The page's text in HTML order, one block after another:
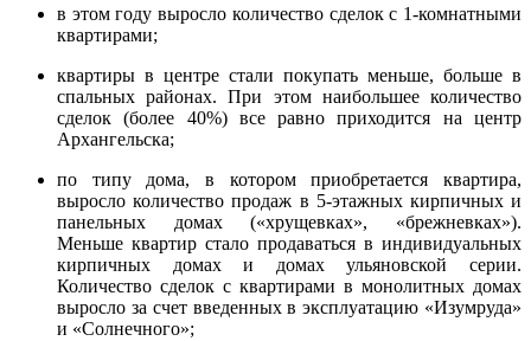
в этом году выросло количество сделок с 1-комнатными
квартирами;
квартиры в центре стали покупать меньше, больше в
спальных районах. При этом наибольшее количество
сделок (более 40%) все равно приходится на центр
Архангельска;
по типу дома, в котором приобретается квартира,
выросло количество продаж в 5-этажных кирпичных и
панельных домах («хрущевках», «брежневках»).
Меньше квартир стало продаваться в индивидуальных
кирпичных домах и домах ульяновской серии.
Количество сделок с квартирами в монолитных домах
выросло за счет введенных в эксплуатацию «Изумруда»
и «Солнечного»;